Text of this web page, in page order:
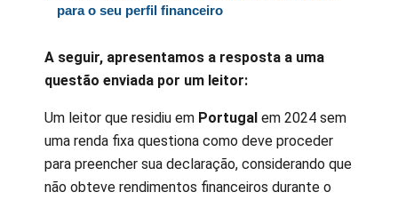
para o seu perfil financeiro
A seguir, apresentamos a resposta a uma
questão enviada por um leitor:
Um leitor que residiu em Portugal em 2024 sem
uma renda fixa questiona como deve proceder
para preencher sua declaração, considerando que
não obteve rendimentos financeiros durante o